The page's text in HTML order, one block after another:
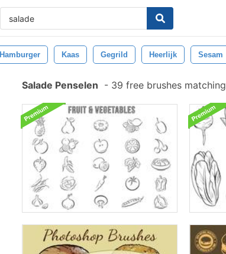
Hamburger Kaas Gegrild Heerlijk Sesam
Salade Penselen - 39 free brushes matching